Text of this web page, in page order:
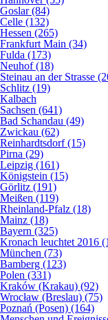
Goslar (84)
Celle (132)
Hessen (265)
Frankfurt Main (34)
Fulda (173)
Neuhof (18)
Steinau an der Strasse
Schlitz (19)
Kalbach
Sachsen (641)
Bad Schandau (49)
Zwickau (62)
Reinhardtsdorf (15)
Pirna (29)
Leipzig (161)
Königstein (15)
Görlitz (191)
Meißen (119)
Rheinland-Pfalz (18)
Mainz (18)
Bayern (325)
Kronach leuchtet 2016
München (73)
Bamberg (123)
Polen (331)
Kraków (Krakau) (92)
Wrocław (Breslau) (75)
Poznań (Posen) (164)